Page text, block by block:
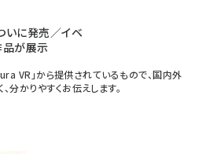
いに発売／イベ
が展示
VR」から提供されているもので、国内外
分かりやすくお伝えします。